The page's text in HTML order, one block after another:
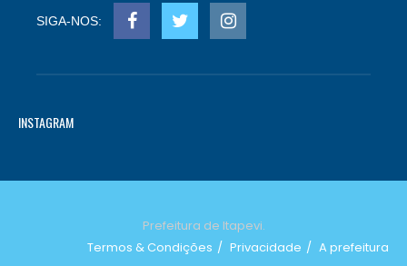
SIGA-NOS:
INSTAGRAM
Prefeitura de Itapevi.
Termos & Condições
Privacidade A prefeitura